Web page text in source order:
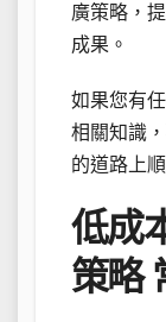
廣策略，
成果。
如果您有
相關知識
的道路上
低成
策略